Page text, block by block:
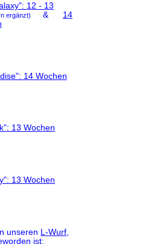
12 - 13
ergänzt) & 14
14 Wochen
13 Wochen
13 Wochen
unseren L-Wurf
ist: